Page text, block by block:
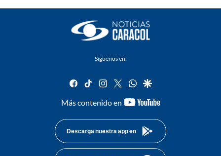
Síguenos en:
facebook
tiktok instagram
twitterwhatsapp
google
Más contenido en
youtube-
Descarga nuestra app en